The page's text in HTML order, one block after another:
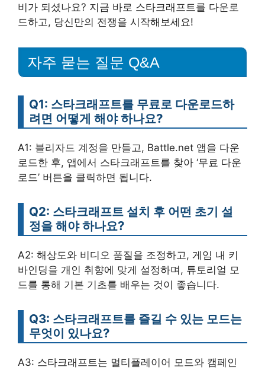
비가 되셨나요? 지금 바로 스타크래프트를 다운로
드하고, 당신만의 전쟁을 시작해보세요!
자주 묻는 질문 Q&A
Q1: 스타크래프트를 무료로 다운로드하
려면 어떻게 해야 하나요?
A1: 블리자드 계정을 만들고, Battle.net 앱을 다운
로드한 후, 앱에서 스타크래프트를 찾아 ‘무료 다운
로드’ 버튼을 클릭하면 됩니다.
Q2: 스타크래프트 설치 후 어떤 초기 설
정을 해야 하나요?
A2: 해상도와 비디오 품질을 조정하고, 게임 내 키
바인딩을 개인 취향에 맞게 설정하며, 튜토리얼 모
드를 통해 기본 기초를 배우는 것이 좋습니다.
Q3: 스타크래프트를 즐길 수 있는 모드는
무엇이 있나요?
A3: 스타크래프트는 멀티플레이어 모드와 캠페인